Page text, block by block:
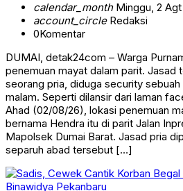
calendar_monthMinggu, 2 Agt
account_circleRedaksi
0Komentar
DUMAI, detak24com – Warga
penemuan mayat dalam parit. Jasad
seorang pria, diduga security
malam. Seperti dilansir dari laman
Ahad (02/08/26), lokasi penemuan
bernama Hendra itu di parit Jalan
Mapolsek Dumai Barat. Jasad pria
separuh abad tersebut […]